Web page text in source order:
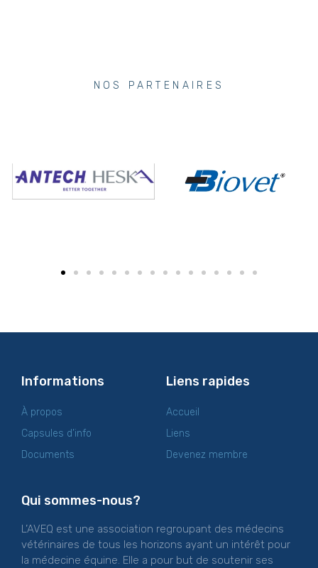
NOS PARTENAIRES
Informations
À propos
Capsules d’info
Documents
Liens rapides
Accueil
Liens
Devenez membre
Qui sommes-nous?
L’AVEQ est une association regroupant des médecins
vétérinaires de tous les horizons ayant un intérêt pour
la médecine équine. Elle a pour but de soutenir ses